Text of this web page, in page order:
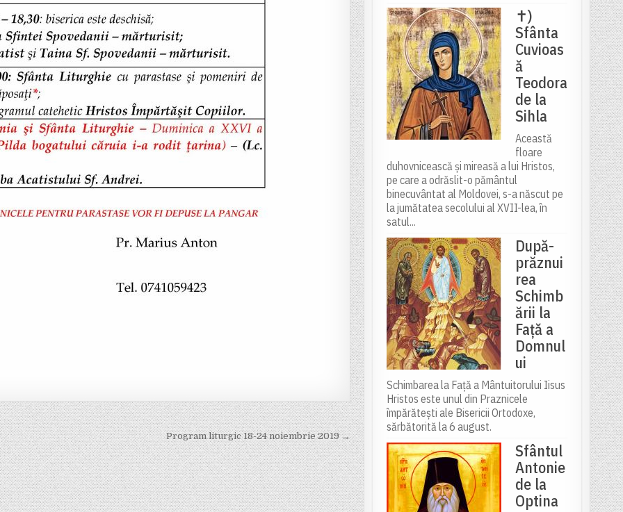
Program liturgic 18-24 noiembrie 2019 →
✝)
Sfânta
Cuvioas
ă
Teodora
de la
Sihla
Această
floare
duhovnicească și mireasă a lui Hristos,
pe care a odrăslit-o pământul
binecuvântat al Moldovei, s-a născut pe
la jumătatea secolului al XVII-lea, în
satul...
După-
prăznui
rea
Schimb
ării la
Față a
Domnul
ui
Schimbarea la Față a Mântuitorului Iisus
Hristos este unul din Praznicele
împărătești ale Bisericii Ortodoxe,
sărbătorită la 6 august.
Sfântul
Antonie
de la
Optina